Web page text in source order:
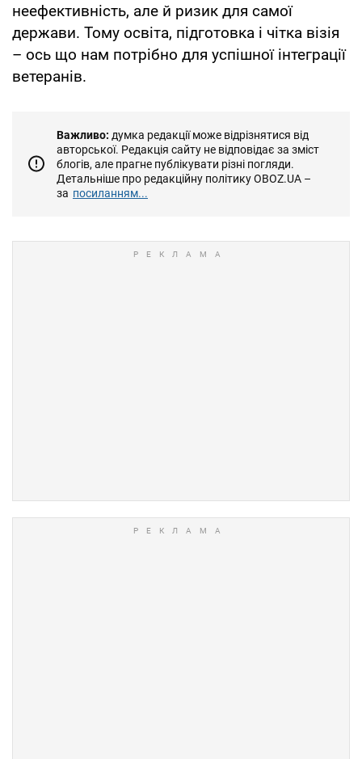
неефективність, але й ризик для самої
держави. Тому освіта, підготовка і чітка візія
– ось що нам потрібно для успішної інтеграції
ветеранів.
Важливо: думка редакції може відрізнятися від
авторської. Редакція сайту не відповідає за зміст
блогів, але прагне публікувати різні погляди.
Детальніше про редакційну політику OBOZ.UA –
за посиланням...